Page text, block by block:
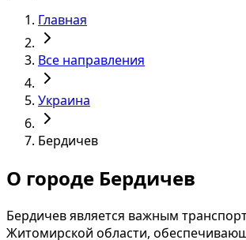
Главная
Все направления
Украина
Бердичев
О городе Бердичев
Бердичев является важным
Житомирской области,